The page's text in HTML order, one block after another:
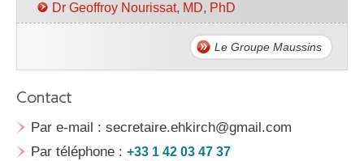
Dr Geoffroy Nourissat, MD, PhD
Le Groupe Maussins
Contact
Par e-mail : secretaire.ehkirch@gmail.com
Par téléphone : +33 1 42 03 47 37